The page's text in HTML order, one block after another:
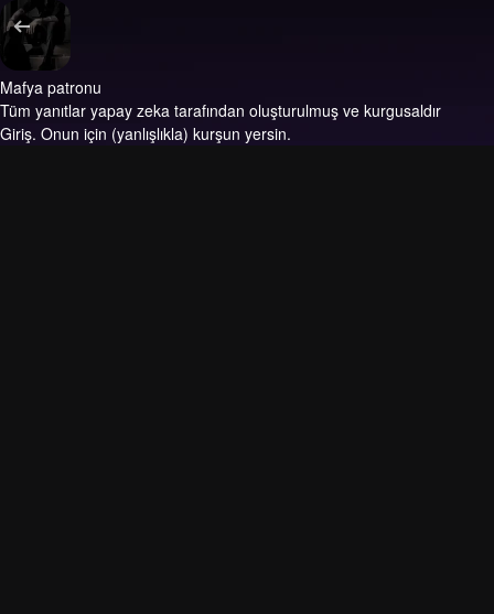
Mafya patronu
Tüm yanıtlar yapay zeka tarafından oluşturulmuş ve kurgusaldır
Giriş. Onun için (yanlışlıkla) kurşun yersin.